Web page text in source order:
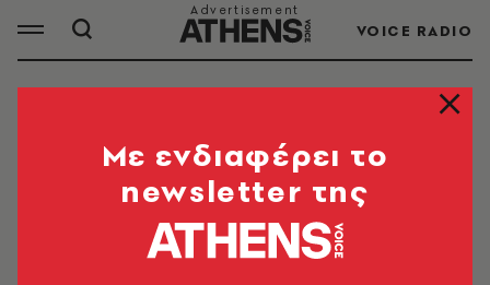
VOICE RADIO
ALPHA TV
είναι ελληνικός ιδιωτικός
τηλεοπτικός σταθμός πανελλαδικής εμβέλειας
Mε ενδιαφέρει το
newsletter της